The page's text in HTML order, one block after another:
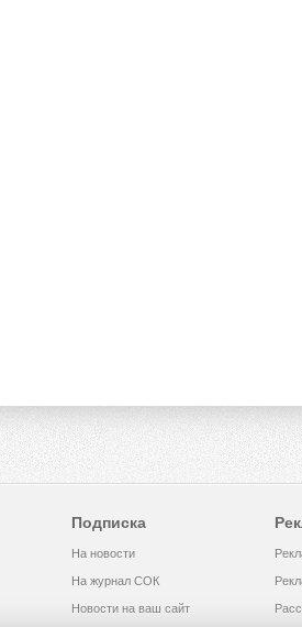
Подписка
На новости
На журнал СОК
Новости на ваш сайт